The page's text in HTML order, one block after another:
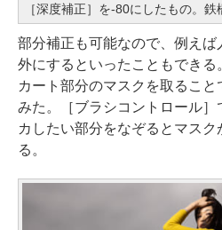
［深度補正］を-80にしたもの。
部分補正も可能なので、例え
外にするといったこともできる
カート部分のマスクを取るこ
みた。［ブラシコントロール
カしたい部分をなぞるとマス
る。